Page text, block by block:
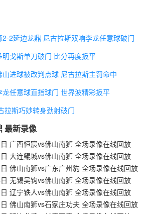
2延边龙鼎 尼古拉斯双响李龙任意球破门
戈斯单刀破门 比分再度扳平
进球被改判点球 尼古拉斯主罚命中
任意球直指球门 世界波精彩扳平
拉斯巧妙转身劲射破门
最新录像
广西恒宸vs佛山南狮 全场录像在线回放
大连鲲城vs佛山南狮 全场录像在线回放
佛山南狮vs广东广州豹 全场录像在线回放
无锡吴钩vs佛山南狮 全场录像在线回放
辽宁铁人vs佛山南狮 全场录像在线回放
佛山南狮vs石家庄功夫 全场录像在线回放